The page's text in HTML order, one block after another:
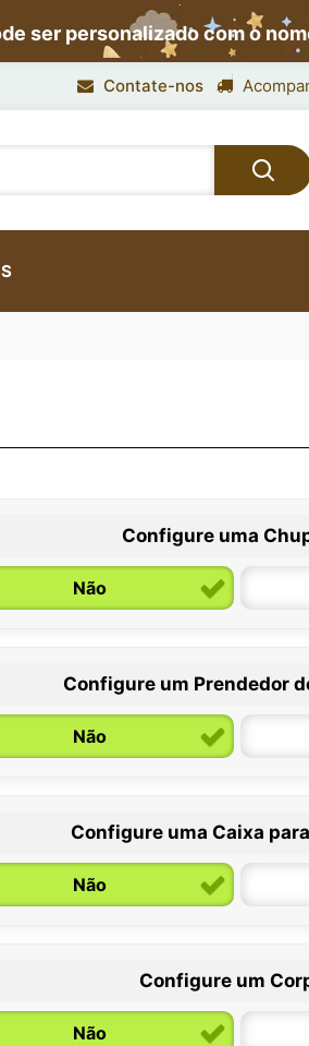
ser personalizado com o
Contate-nos
Configure uma
Não
0 / 6 meses
Configure um Prendedor
Não
Configure uma Caixa
Não
Configure um
Não